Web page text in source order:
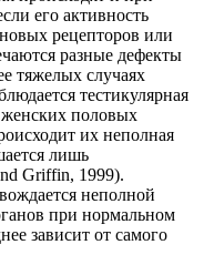
его активность
рецепторов или
разные дефекты
тяжелых случаях
тестикулярная
половых
их неполная
лишь
Griffin, 1999).
неполной
при нормальном
зависит от самого